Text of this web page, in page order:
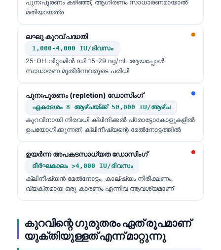
പുനഃപൂരണം കഴിഞ്ഞ്, ആഗിരണം സാധാരണമായാൽ
മതിയായത്ര
ലഘു കുറവ് പദ്ധതി
1,000-4,000 IU/ദിവസം
25-OH വിറ്റാമിൻ ഡി 15-29 ng/mL ആയപ്പോൾ
സാധാരണ മുതിർന്നവരുടെ പരിധി
പുനഃപൂരണം (repletion) ഡോസിംഗ്
ഏകദേശം 8 ആഴ്ചയ്ക്ക് 50,000 IU/ആഴ്ച
കുറവിനായി നിരവധി ക്ലിനിക്കൽ പ്രോട്ടോകോളുകളിൽ
ഉപയോഗിക്കുന്നത്; ക്ലിനീഷ്യന്റെ മേൽനോട്ടത്തിൽ
ഉയർന്ന അപകടസാധ്യത ഡോസിംഗ്
ദീർഘകാലം >4,000 IU/ദിവസം
ക്ലിനീഷ്യൻ മേൽനോട്ടം, കാല്ഷ്യം നിരീക്ഷണം,
വ്യക്തമായ ഒരു കാരണം എന്നിവ ആവശ്യമാണ്
കുറവിന്റെ ഗുരുതരം ഏത് രൂപമാണ്
യുക്തിയുള്ളത് എന്ന് മാറ്റുന്നു